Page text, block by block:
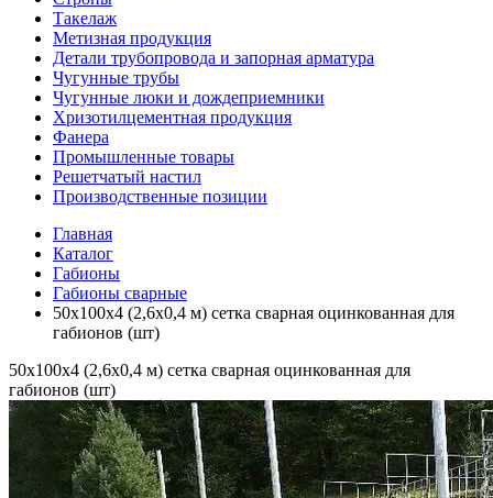
Такелаж
Метизная продукция
Детали трубопровода и запорная арматура
Чугунные трубы
Чугунные люки и дождеприемники
Хризотилцементная продукция
Фанера
Промышленные товары
Решетчатый настил
Производственные позиции
Главная
Каталог
Габионы
Габионы сварные
50х100х4 (2,6х0,4 м) сетка сварная оцинкованная для
габионов (шт)
50х100х4 (2,6х0,4 м) сетка сварная оцинкованная для
габионов (шт)